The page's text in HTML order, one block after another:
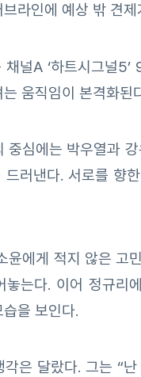
라인에 예상 밖 견
널A ‘하트시그널
움직임이 본격화된
중심에는 박우열과
러낸다. 서로를 향
윤에게 적지 않은 고
놓는다. 이어 정규리
을 보인다.
은 달랐다. 그는 “